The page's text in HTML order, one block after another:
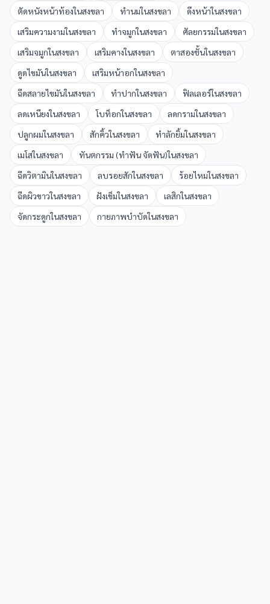
ตัดหนังหน้าท้องในสงขลา ทำนมในสงขลา ดึงหน้าในสงขลา
เสริมความงามในสงขลา ทำจมูกในสงขลา ศัลยกรรมในสงขลา
เสริมจมูกในสงขลา เสริมคางในสงขลา ตาสองชั้นในสงขลา
ดูดไขมันในสงขลา เสริมหน้าอกในสงขลา
ฉีดสลายไขมันในสงขลา ทำปากในสงขลา ฟิลเลอร์ในสงขลา
ลดเหนียงในสงขลา โบท็อกในสงขลา ลดกรามในสงขลา
ปลูกผมในสงขลา สักคิ้วในสงขลา ทำลักยิ้มในสงขลา
เมโสในสงขลา ทันตกรรม (ทำฟัน จัดฟัน)ในสงขลา
ฉีดวิตามินในสงขลา ลบรอยสักในสงขลา ร้อยไหมในสงขลา
ฉีดผิวขาวในสงขลา ฝังเข็มในสงขลา เลสิกในสงขลา
จัดกระดูกในสงขลา กายภาพบำบัดในสงขลา